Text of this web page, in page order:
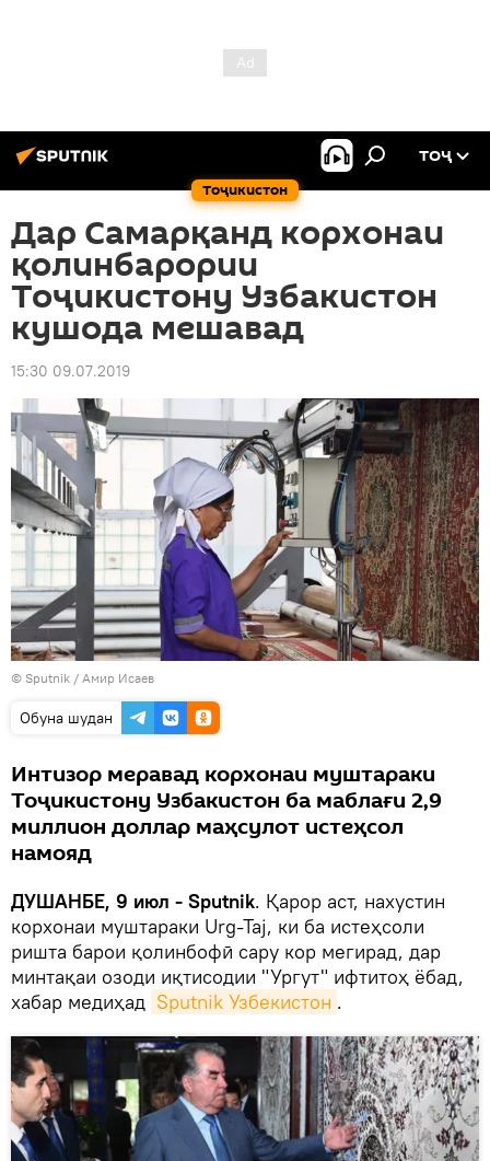
Тоҷикистон
ТОҶ
Дар Самарқанд корхонаи
қолинбарории
Тоҷикистону Узбакистон
кушода мешавад
15:30 09.07.2019
© Sputnik / Амир Исаев
Обуна шудан
Интизор меравад корхонаи муштараки
Тоҷикистону Узбакистон ба маблағи 2,9
миллион доллар маҳсулот истеҳсол
намояд
ДУШАНБЕ, 9 июл - Sputnik. Қарор аст, нахустин
корхонаи муштараки Urg-Taj, ки ба истеҳсоли
ришта барои қолинбофӣ сару кор мегирад, дар
минтақаи озоди иқтисодии "Ургут" ифтитоҳ ёбад,
хабар медиҳад Sputnik Узбекистон .